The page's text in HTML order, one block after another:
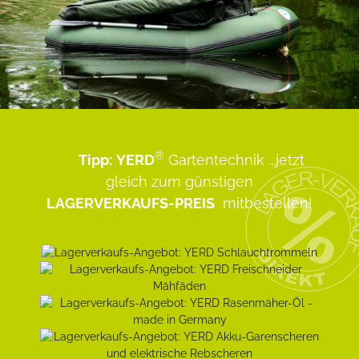
Tipp: YERD® Gartentechnik ...jetzt
gleich zum günstigen
LAGERVERKAUFS-PREIS mitbestellen!